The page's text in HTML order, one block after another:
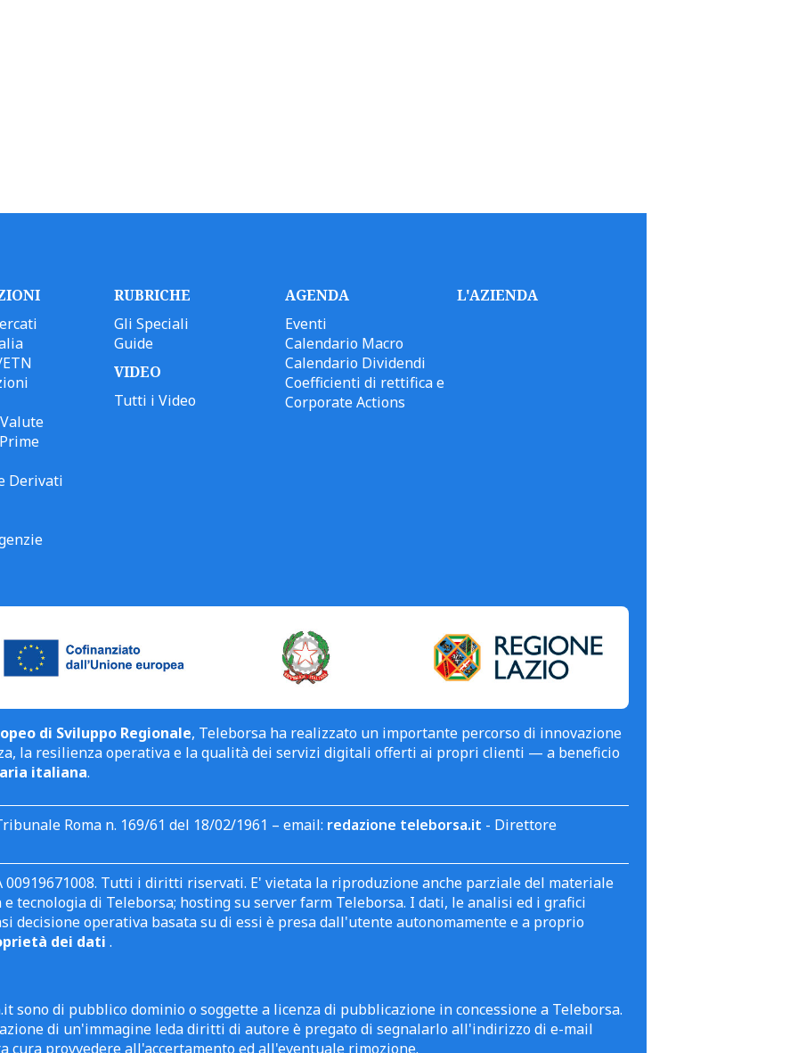
Derivati
RUBRICHE
Gli Speciali
Guide
VIDEO
Tutti i Video
AGENDA
Eventi
Calendario Macro
Calendario Dividendi
Coefficienti di rettifica e
Corporate Actions
L'AZIENDA
di Sviluppo Regionale, Teleborsa ha realizzato un importante percorso di innovazione
la resilienza operativa e la qualità dei servizi digitali offerti ai propri clienti — a beneficio
italiana.
Roma n. 169/61 del 18/02/1961 – email: redazione teleborsa.it - Direttore
00919671008. Tutti i diritti riservati. E' vietata la riproduzione anche parziale del materiale
tecnologia di Teleborsa; hosting su server farm Teleborsa. I dati, le analisi ed i grafici
decisione operativa basata su di essi è presa dall'utente autonomamente e a proprio
dei dati .
sono di pubblico dominio o soggette a licenza di pubblicazione in concessione a Teleborsa.
di un'immagine leda diritti di autore è pregato di segnalarlo all'indirizzo di e-mail
cura provvedere all'accertamento ed all'eventuale rimozione.